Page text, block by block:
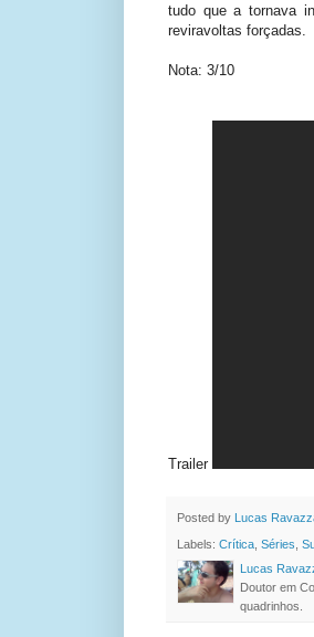
tudo que a tornava
reviravoltas forçadas.
Nota: 3/10
Trailer
Posted by Lucas
Labels: Crítica Séries
Lucas
Doutor em
quadrinhos.